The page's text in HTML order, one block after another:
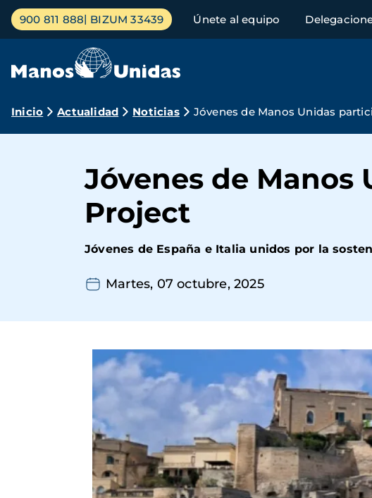
Pasar
contenido
Menú
principal
900 811 888 BIZUM 33439 Únete al equipo
Ruta
navegación
Inicio Actualidad Noticias Jóvenes de Manos Unidas
Jóvenes de Manos
Project
Jóvenes de España e Italia unidos por la
Martes, 07 octubre, 2025